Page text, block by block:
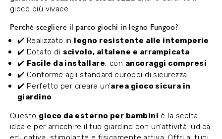
gioco più vivace.
Perché scegliere il parco giochi in legno Fungoo?
✔️ Realizzato in legno resistente alle intemperie
✔️ Dotato di scivolo, altalene e arrampicata
✔️ Facile da installare, con ancoraggi compresi
✔️ Conforme agli standard europei di sicurezza
✔️ Perfetto per creare un’area gioco sicura in
giardino
Questo gioco da esterno per bambini è la scelta
ideale per arricchire il tuo giardino con un’attività ludica